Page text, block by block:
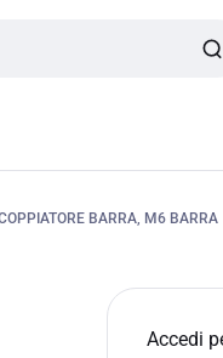
BARRA, M6 BARRA
Accedi